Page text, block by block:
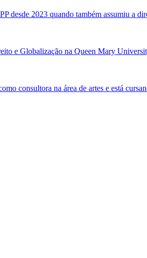
desde 2023 quando também assumiu a
e Globalização na Queen Mary
consultora na área de artes e está